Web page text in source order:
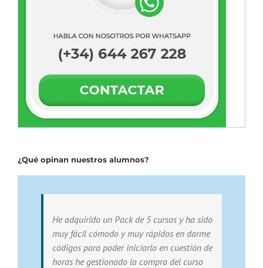
¿Qué opinan nuestros alumnos?
He adquirido un Pack de 5 cursos y ha sido
muy fácil cómodo y muy rápidos en darme
códigos para poder iniciarlo en cuestión de
horas he gestionado la compra del curso